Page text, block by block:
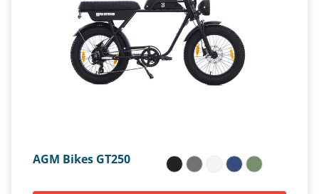
AGM Bikes GT250